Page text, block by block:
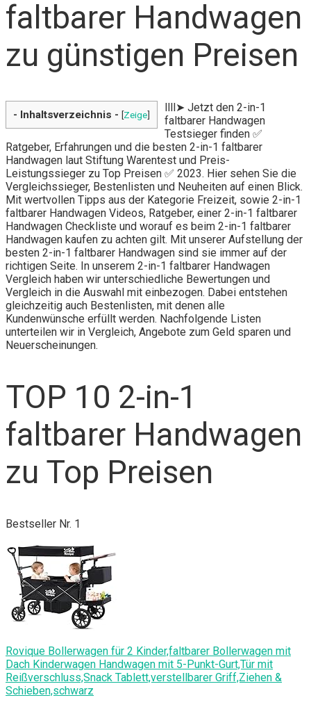
faltbarer Handwagen
zu günstigen Preisen
- Inhaltsverzeichnis - [Zeige]
llll➤ Jetzt den 2-in-1
faltbarer Handwagen
Testsieger finden ✅
Ratgeber, Erfahrungen und die besten 2-in-1 faltbarer
Handwagen laut Stiftung Warentest und Preis-
Leistungssieger zu Top Preisen ✅ 2023. Hier sehen Sie die
Vergleichssieger, Bestenlisten und Neuheiten auf einen Blick.
Mit wertvollen Tipps aus der Kategorie Freizeit, sowie 2-in-1
faltbarer Handwagen Videos, Ratgeber, einer 2-in-1 faltbarer
Handwagen Checkliste und worauf es beim 2-in-1 faltbarer
Handwagen kaufen zu achten gilt. Mit unserer Aufstellung der
besten 2-in-1 faltbarer Handwagen sind sie immer auf der
richtigen Seite. In unserem 2-in-1 faltbarer Handwagen
Vergleich haben wir unterschiedliche Bewertungen und
Vergleich in die Auswahl mit einbezogen. Dabei entstehen
gleichzeitig auch Bestenlisten, mit denen alle
Kundenwünsche erfüllt werden. Nachfolgende Listen
unterteilen wir in Vergleich, Angebote zum Geld sparen und
Neuerscheinungen.
TOP 10 2-in-1
faltbarer Handwagen
zu Top Preisen
Bestseller Nr. 1
Rovique Bollerwagen für 2 Kinder,faltbarer Bollerwagen mit
Dach Kinderwagen Handwagen mit 5-Punkt-Gurt,Tür mit
Reißverschluss,Snack Tablett,verstellbarer Griff,Ziehen &
Schieben,schwarz